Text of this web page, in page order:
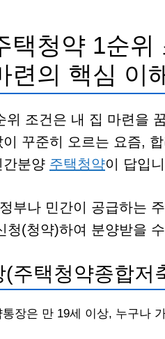
택청약 1순위
련의 핵심 이
위 조건은 내 집 마련을
꾸준히 오르는 요즘,
간분양 주택청약이 답입
부나 민간이 공급하는
청(청약)하여 분양받을
(주택청약종합저
통장은 만 19세 이상, 누구나